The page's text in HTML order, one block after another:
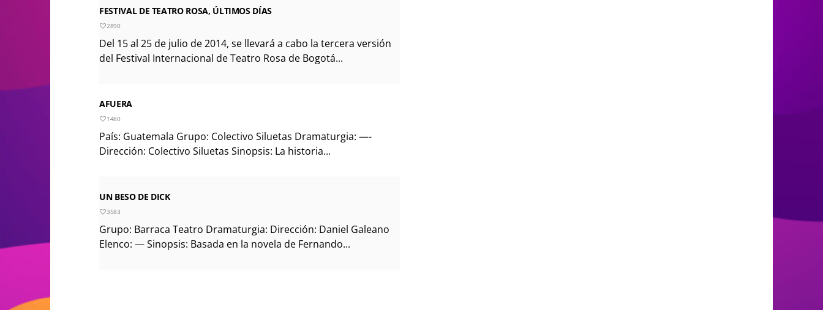
FESTIVAL DE TEATRO ROSA, ÚLTIMOS DÍAS
2890
Del 15 al 25 de julio de 2014, se llevará a cabo la tercera versión
del Festival Internacional de Teatro Rosa de Bogotá...
AFUERA
1480
País: Guatemala Grupo: Colectivo Siluetas Dramaturgia: —-
Dirección: Colectivo Siluetas Sinopsis: La historia...
UN BESO DE DICK
3583
Grupo: Barraca Teatro Dramaturgia: Dirección: Daniel Galeano
Elenco: — Sinopsis: Basada en la novela de Fernando...